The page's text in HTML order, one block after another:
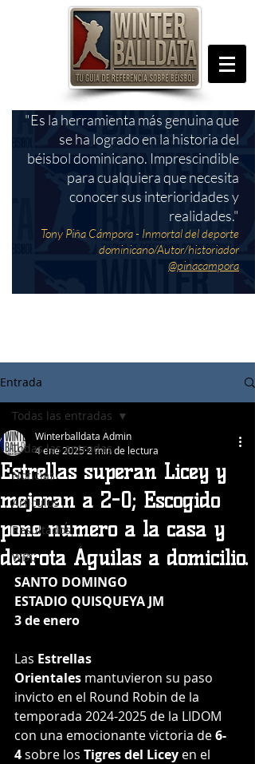
"Es la herramienta más genuina que
se ha logrado en la historia del
béisbol dominicano. Imprescindible
para cualquiera que necesita
conocer sus interioridades y
realidades."
Tony Piña Cámpora - Inmortal del deporte
dominicano/Autor/historiador
@pinacampora
Entrada
Todas las entradas
Noticias
Articulos
Resultados
WBC
Todas las entradas
Estrellas superan Licey y
mejoran a 2-0; Escogido
pone número a la casa y
derrota Águilas a domicilio.
Winterballdata Admin
4 ene 2025 2 min de lectura
SANTO DOMINGO
ESTADIO QUISQUEYA JM
3 de enero
Las Estrellas
Orientales mantuvieron su paso
invicto en el Round Robin de la
temporada 2024-2025 de la LIDOM
con una emocionante victoria de 6-
4 sobre los Tigres del Licey en el